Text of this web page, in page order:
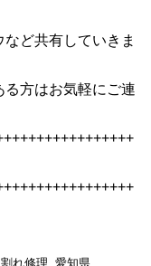
ど共有していきま
方はお気軽にご連
れ修理 愛知県